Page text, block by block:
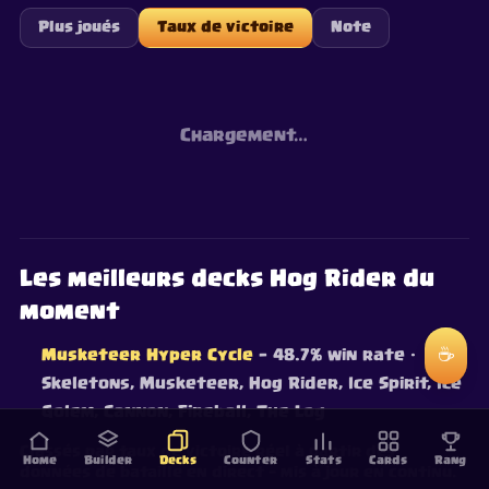
Plus joués Taux de victoire Note
Chargement…
Les meilleurs decks Hog Rider du
moment
Musketeer Hyper Cycle — 48.7% win rate ·
Skeletons, Musketeer, Hog Rider, Ice Spirit, Ice
Golem, Cannon, Fireball, The Log
Classés par taux de victoire réel à partir des
Home Builder Decks Counter Stats Cards Rang
☕